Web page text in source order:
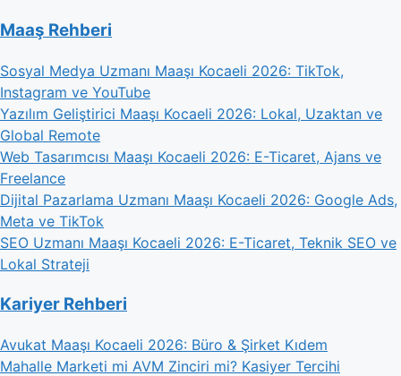
Maaş Rehberi
Sosyal Medya Uzmanı Maaşı Kocaeli 2026: TikTok,
Instagram ve YouTube
Yazılım Geliştirici Maaşı Kocaeli 2026: Lokal, Uzaktan ve
Global Remote
Web Tasarımcısı Maaşı Kocaeli 2026: E-Ticaret, Ajans ve
Freelance
Dijital Pazarlama Uzmanı Maaşı Kocaeli 2026: Google Ads,
Meta ve TikTok
SEO Uzmanı Maaşı Kocaeli 2026: E-Ticaret, Teknik SEO ve
Lokal Strateji
Kariyer Rehberi
Avukat Maaşı Kocaeli 2026: Büro & Şirket Kıdem
Mahalle Marketi mi AVM Zinciri mi? Kasiyer Tercihi